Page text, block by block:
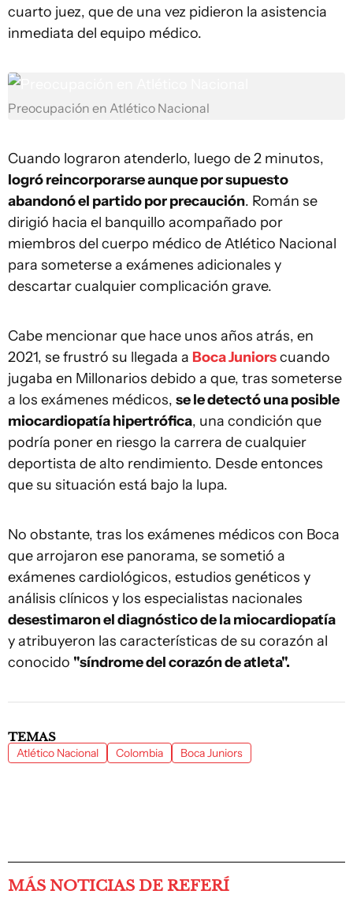
cuarto juez, que de una vez pidieron la asistencia
inmediata del equipo médico.
Preocupación en Atlético Nacional
Cuando lograron atenderlo, luego de 2 minutos,
logró reincorporarse aunque por supuesto
abandonó el partido por precaución. Román se
dirigió hacia el banquillo acompañado por
miembros del cuerpo médico de Atlético Nacional
para someterse a exámenes adicionales y
descartar cualquier complicación grave.
Cabe mencionar que hace unos años atrás, en
2021, se frustró su llegada a Boca Juniorscuando
jugaba en Millonarios debido a que, tras someterse
a los exámenes médicos, se le detectó una posible
miocardiopatía hipertrófica, una condición que
podría poner en riesgo la carrera de cualquier
deportista de alto rendimiento. Desde entonces
que su situación está bajo la lupa.
No obstante, tras los exámenes médicos con Boca
que arrojaron ese panorama, se sometió a
exámenes cardiológicos, estudios genéticos y
análisis clínicos y los especialistas nacionales
desestimaron el diagnóstico de la miocardiopatía
y atribuyeron las características de su corazón al
conocido "síndrome del corazón de atleta".
TEMAS
Atlético Nacional Colombia Boca Juniors
MÁS NOTICIAS DE REFERÍ